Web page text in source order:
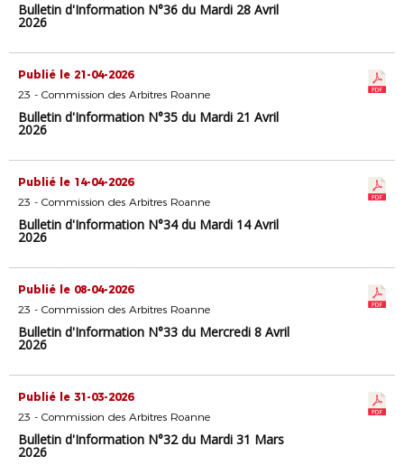
Bulletin d'Information N°36 du Mardi 28 Avril
2026
Publié le 21-04-2026
23 - Commission des Arbitres Roanne
Bulletin d'Information N°35 du Mardi 21 Avril
2026
Publié le 14-04-2026
23 - Commission des Arbitres Roanne
Bulletin d'Information N°34 du Mardi 14 Avril
2026
Publié le 08-04-2026
23 - Commission des Arbitres Roanne
Bulletin d'Information N°33 du Mercredi 8 Avril
2026
Publié le 31-03-2026
23 - Commission des Arbitres Roanne
Bulletin d'Information N°32 du Mardi 31 Mars
2026